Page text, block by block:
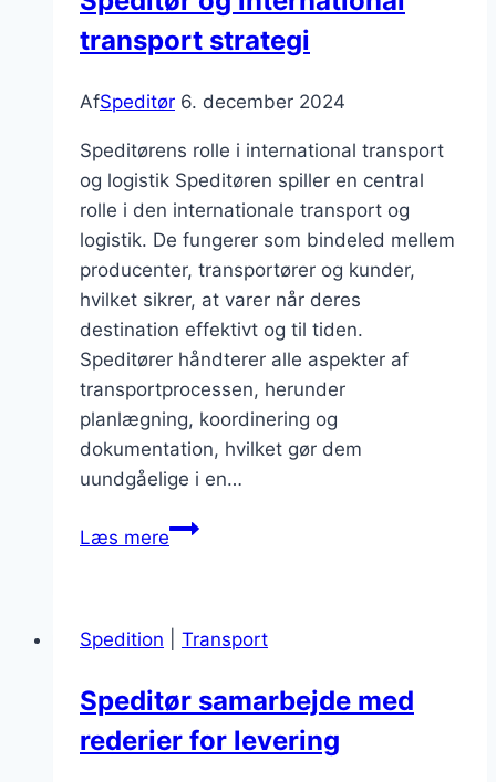
transport strategi
AfSpeditør 6. december 2024
Speditørens rolle i international transport
og logistik Speditøren spiller en central
rolle i den internationale transport og
logistik. De fungerer som bindeled mellem
producenter, transportører og kunder,
hvilket sikrer, at varer når deres
destination effektivt og til tiden.
Speditører håndterer alle aspekter af
transportprocessen, herunder
planlægning, koordinering og
dokumentation, hvilket gør dem
uundgåelige i en…
Læs mereSpeditør
strategi
Spedition Transport
Speditør samarbejde med
rederier for levering